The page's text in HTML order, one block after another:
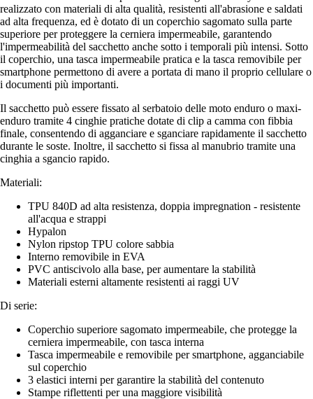
realizzato con materiali di alta qualità, resistenti all'abrasione e saldati
ad alta frequenza, ed è dotato di un coperchio sagomato sulla parte
superiore per proteggere la cerniera impermeabile, garantendo
l'impermeabilità del sacchetto anche sotto i temporali più intensi. Sotto
il coperchio, una tasca impermeabile pratica e la tasca removibile per
smartphone permettono di avere a portata di mano il proprio cellulare o
i documenti più importanti.
Il sacchetto può essere fissato al serbatoio delle moto enduro o maxi-
enduro tramite 4 cinghie pratiche dotate di clip a camma con fibbia
finale, consentendo di agganciare e sganciare rapidamente il sacchetto
durante le soste. Inoltre, il sacchetto si fissa al manubrio tramite una
cinghia a sgancio rapido.
Materiali:
TPU 840D ad alta resistenza, doppia impregnation - resistente
all'acqua e strappi
Hypalon
Nylon ripstop TPU colore sabbia
Interno removibile in EVA
PVC antiscivolo alla base, per aumentare la stabilità
Materiali esterni altamente resistenti ai raggi UV
Di serie:
Coperchio superiore sagomato impermeabile, che protegge la
cerniera impermeabile, con tasca interna
Tasca impermeabile e removibile per smartphone, agganciabile
sul coperchio
3 elastici interni per garantire la stabilità del contenuto
Stampe riflettenti per una maggiore visibilità